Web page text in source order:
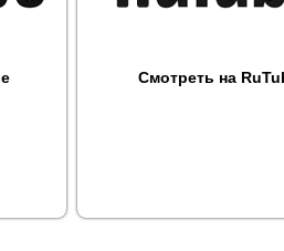
Смотреть на